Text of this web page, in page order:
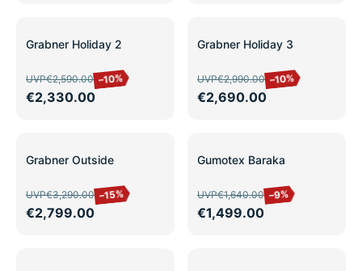
SALE
Grabner Holiday 2
UVP€2,590.00 –10%
€2,330.00
SALE
Grabner Holiday 3
UVP€2,990.00 –10%
€2,690.00
SALE
Grabner Outside
UVP€3,290.00 –15%
€2,799.00
SALE
Gumotex Baraka
UVP€1,640.00 –9%
€1,499.00